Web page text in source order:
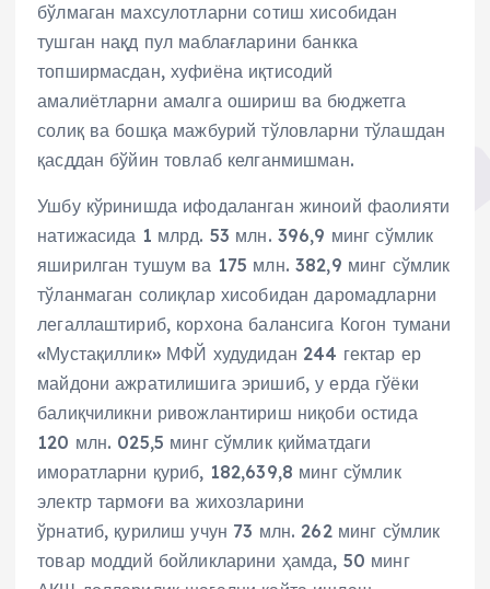
бўлмаган махсулотларни сотиш хисобидан
тушган нақд пул маблағларини банкка
топширмасдан, хуфиёна иқтисодий
амалиётларни амалга ошириш ва бюджетга
солиқ ва бошқа мажбурий тўловларни тўлашдан
қасддан бўйин товлаб келганмишман.
Ушбу кўринишда ифодаланган жиноий фаолияти
натижасида 1 млрд. 53 млн. 396,9 минг сўмлик
яширилган тушум ва 175 млн. 382,9 минг сўмлик
тўланмаган солиқлар хисобидан даромадларни
легаллаштириб, корхона балансига Когон тумани
«Мустақиллик» МФЙ худудидан 244 гектар ер
майдони ажратилишига эришиб, у ерда гўёки
балиқчиликни ривожлантириш ниқоби остида
120 млн. 025,5 минг сўмлик қийматдаги
иморатларни қуриб, 182,639,8 минг сўмлик
электр тармоғи ва жихозларини
ўрнатиб, қурилиш учун 73 млн. 262 минг сўмлик
товар моддий бойликларини ҳамда, 50 минг